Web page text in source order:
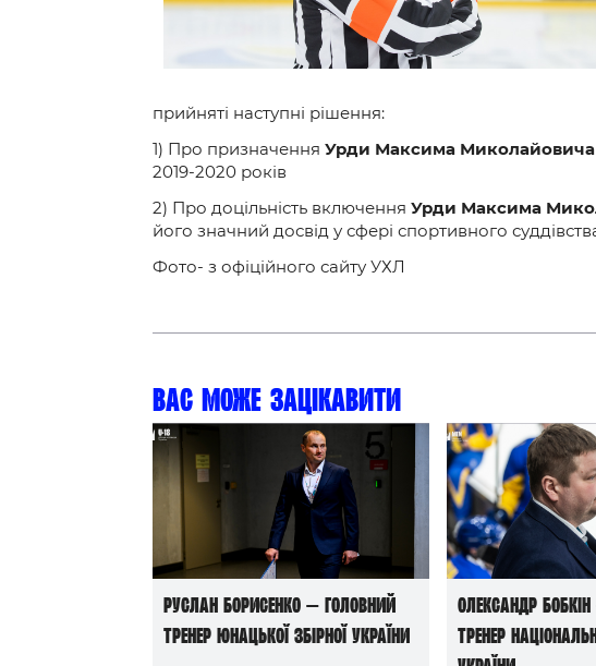
прийняті наступні рішення:
1) Про призначення Урди Максима Миколайовича
2019-2020 років
2) Про доцільність включення Урди Максима
його значний досвід у сфері спортивного
Фото- з офіційного сайту УХЛ
Вас може зацікавити
Руслан Борисенко — головний
тренер юнацької збірної України
Олександр
тренер